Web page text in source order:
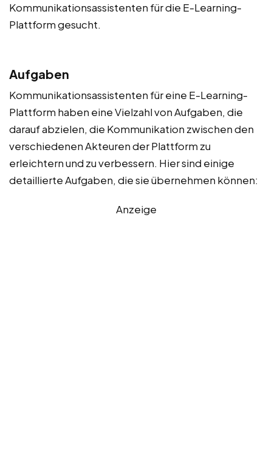
Kommunikationsassistenten für die E-Learning-
Plattform gesucht.
Aufgaben
Kommunikationsassistenten für eine E-Learning-
Plattform haben eine Vielzahl von Aufgaben, die
darauf abzielen, die Kommunikation zwischen den
verschiedenen Akteuren der Plattform zu
erleichtern und zu verbessern. Hier sind einige
detaillierte Aufgaben, die sie übernehmen können:
Anzeige